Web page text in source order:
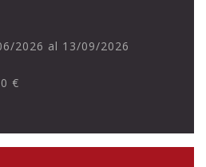
2026 al 13/09/2026
€